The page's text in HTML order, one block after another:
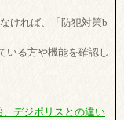
ければ、「防犯対策b
いる方や機能を確認し
、デジポリスとの違い